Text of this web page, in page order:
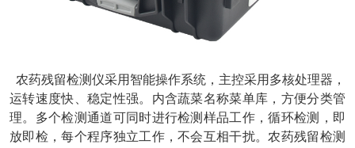
农药残留检测仪采用智能操作系统，主控采用多核处理器，
运转速度快、稳定性强。内含蔬菜名称菜单库，方便分类管
理。多个检测通道可同时进行检测样品工作，循环检测，即
放即检，每个程序独立工作，不会互相干扰。农药残留检测